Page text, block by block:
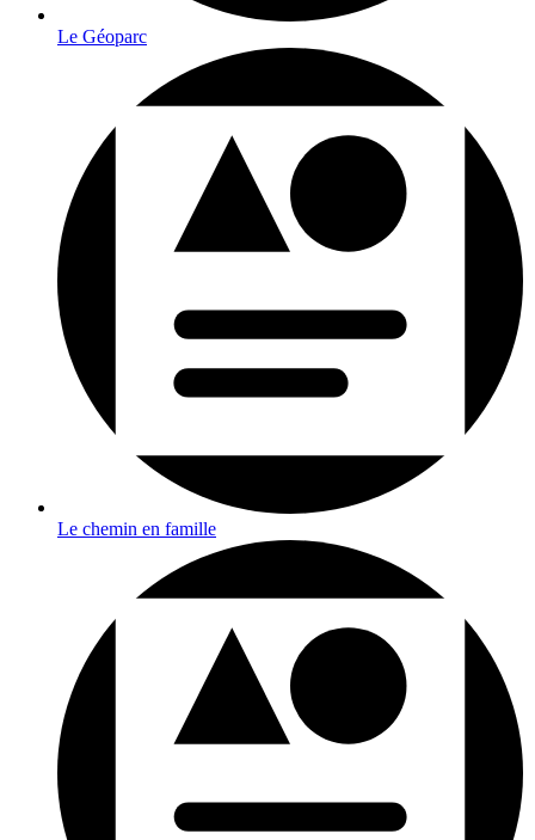
Le Géoparc
Le chemin en famille